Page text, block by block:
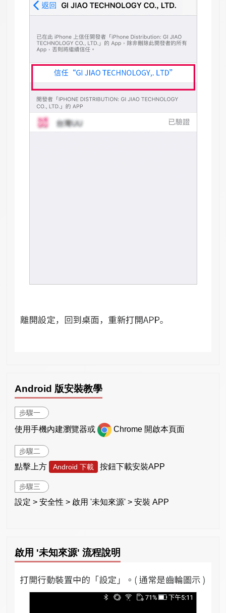
Android 版安裝教學
步驟一
使用手機內建瀏覽器或 Chrome 開啟本頁面
步驟二
點擊上方 Android 下載 按鈕下載安裝APP
步驟三
設定 > 安全性 > 啟用 '未知來源' > 安裝 APP
啟用 '未知來源' 流程說明